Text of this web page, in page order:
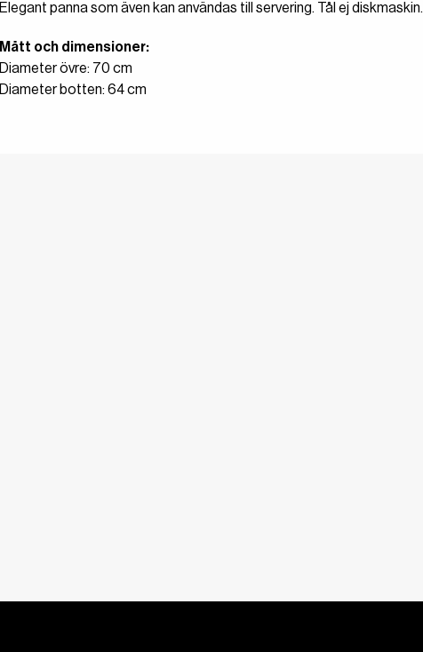
Elegant panna som även kan användas till servering. Tål ej diskmaskin.
Mått och dimensioner:
Diameter övre: 70 cm
Diameter botten: 64 cm